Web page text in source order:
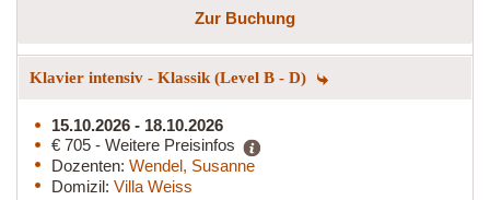
Zur Buchung
Klavier intensiv - Klassik (Level B - D)
15.10.2026 - 18.10.2026
€ 705 - Weitere Preisinfos
Dozenten: Wendel, Susanne
Domizil: Villa Weiss